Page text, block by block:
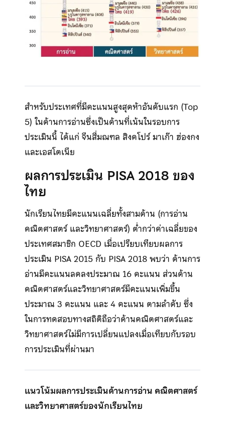
สำหรับประเทศที่มีคะแนนสูงสุดห้าอันดับแรก (Top
5) ในด้านการอ่านซึ่งเป็นด้านที่เน้นในรอบการ
ประเมินนี้ ได้แก่ จีนสี่มณฑล สิงคโปร์ มาเก๊า ฮ่องกง
และเอสโตเนีย
ผลการประเมิน PISA 2018 ของ
ไทย
นักเรียนไทยมีคะแนนเฉลี่ยทั้งสามด้าน (การอ่าน
คณิตศาสตร์ และวิทยาศาสตร์) ต่ำกว่าค่าเฉลี่ยของ
ประเทศสมาชิก OECD เมื่อเปรียบเทียบผลการ
ประเมิน PISA 2015 กับ PISA 2018 พบว่า ด้านการ
อ่านมีคะแนนลดลงประมาณ 16 คะแนน ส่วนด้าน
คณิตศาสตร์และวิทยาศาสตร์มีคะแนนเพิ่มขึ้น
ประมาณ 3 คะแนน และ 4 คะแนน ตามลำดับ ซึ่ง
ในการทดสอบทางสถิติถือว่าด้านคณิตศาสตร์และ
วิทยาศาสตร์ไม่มีการเปลี่ยนแปลงเมื่อเทียบกับรอบ
การประเมินที่ผ่านมา
แนวโน้มผลการประเมินด้านการอ่าน คณิตศาสตร์
และวิทยาศาสตร์ของนักเรียนไทย